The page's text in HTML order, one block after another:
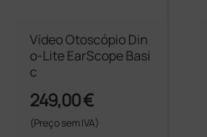
Vídeo Otoscópio Din
o-Lite EarScope Basi
c
249,00 €
(Preço sem IVA)